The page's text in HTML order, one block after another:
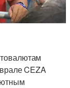
CEZA